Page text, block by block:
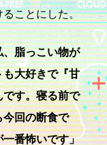
ことにした。
脂っこい物が
大好きで『甘
す。寝る前で
回の断食で
番怖いです」